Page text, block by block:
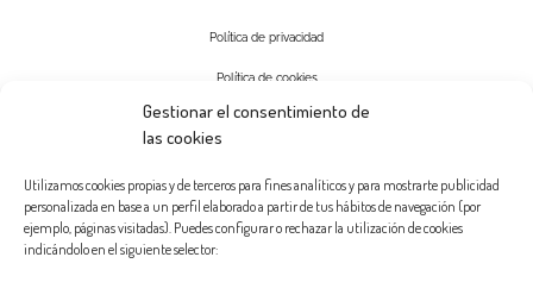
Gestionar el consentimiento de
las cookies
Utilizamos cookies propias y de terceros para fines analíticos y para mostrarte publicidad
personalizada en base a un perfil elaborado a partir de tus hábitos de navegación (por
ejemplo, páginas visitadas). Puedes configurar o rechazar la utilización de cookies
indicándolo en el siguiente selector:
Política de privacidad
Política de cookies
Aviso Legal